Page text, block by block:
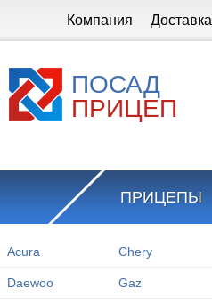
Компания Доставка
ПОСАД
ПРИЦЕП
ПРИЦЕПЫ
Acura Chery
Daewoo Gaz